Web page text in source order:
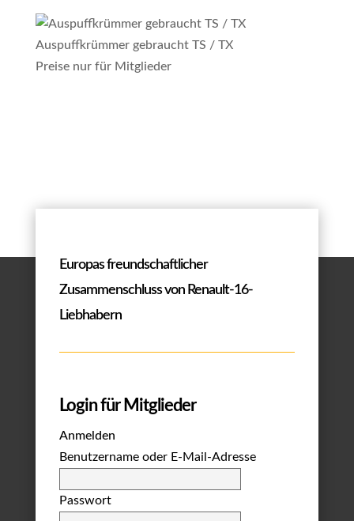
Auspuffkrümmer gebraucht TS / TX
Preise nur für Mitglieder
Europas freundschaftlicher
Zusammenschluss von Renault-16-
Liebhabern
Login für Mitglieder
Anmelden
Benutzername oder E-Mail-Adresse
Passwort